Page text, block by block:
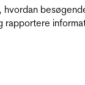
hvordan
rapportere